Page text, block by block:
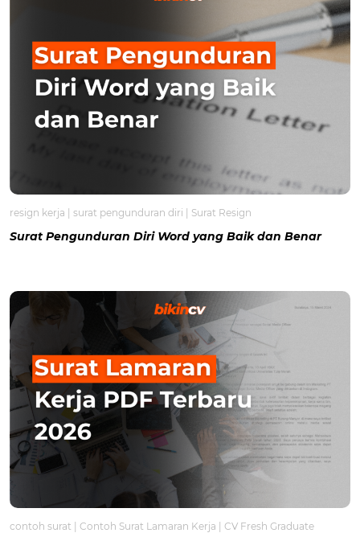
resign kerja surat pengunduran diri Surat Resign
Surat Pengunduran Diri Word yang Baik dan Benar
contoh surat Contoh Surat Lamaran Kerja CV Fresh Graduate